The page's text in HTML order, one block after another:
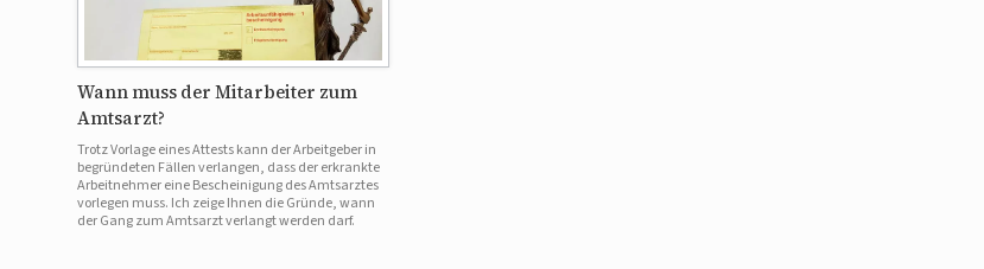
Wann muss der Mitarbeiter zum
Amtsarzt?
Trotz Vorlage eines Attests kann der Arbeitgeber in
begründeten Fällen verlangen, dass der erkrankte
Arbeitnehmer eine Bescheinigung des Amtsarztes
vorlegen muss. Ich zeige Ihnen die Gründe, wann
der Gang zum Amtsarzt verlangt werden darf.